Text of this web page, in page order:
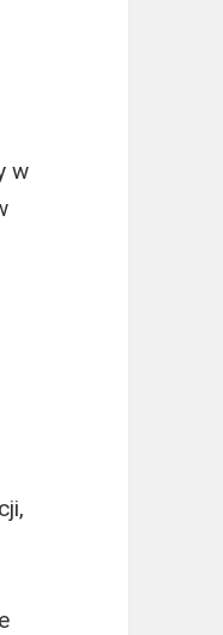
w